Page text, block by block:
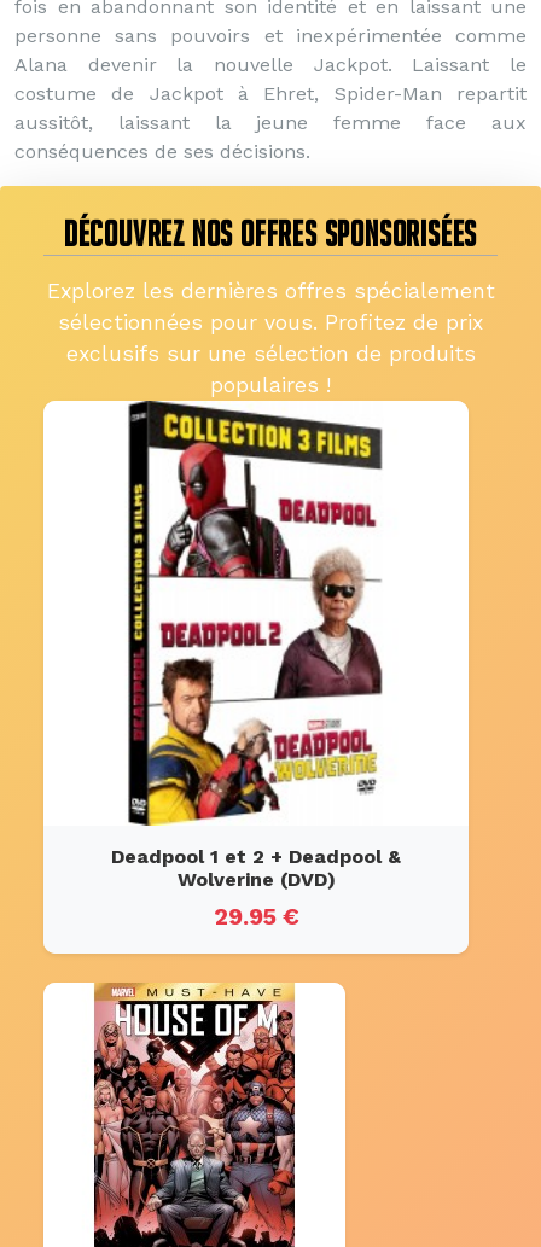
fois en abandonnant son identité et en laissant une
personne sans pouvoirs et inexpérimentée comme
Alana devenir la nouvelle Jackpot. Laissant le
costume de Jackpot à Ehret, Spider-Man repartit
aussitôt, laissant la jeune femme face aux
conséquences de ses décisions.
DÉCOUVREZ NOS OFFRES SPONSORISÉES
Explorez les dernières offres spécialement
sélectionnées pour vous. Profitez de prix
exclusifs sur une sélection de produits
populaires !
Deadpool 1 et 2 + Deadpool &
Wolverine (DVD)
29.95 €